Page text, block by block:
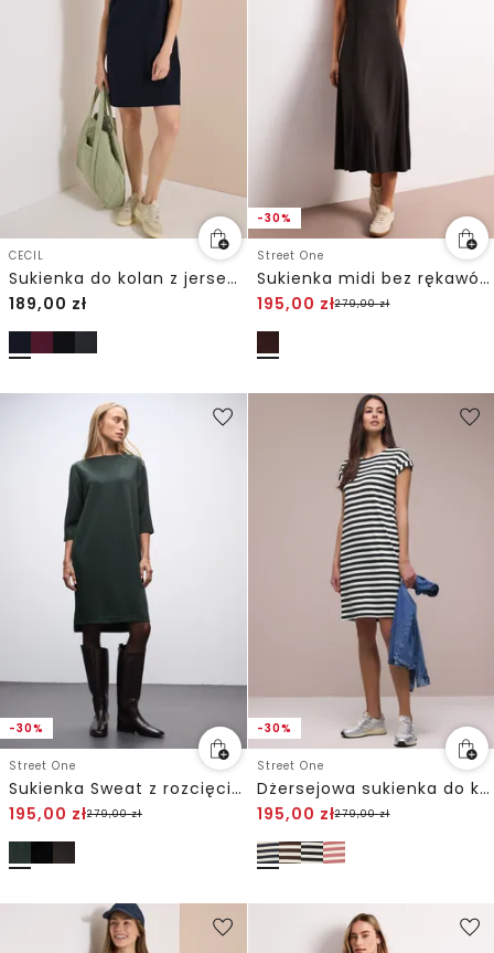
CECIL
Sukienka do kolan z jerseyu
189,00 zł
-30%
Street One
Sukienka midi bez rękawów w jednolitym kolorze
195,00 zł279,00zł
-30%
Street One
Sukienka Sweat z rozcięciami
195,00 zł279,00zł
-30%
Street One
Dżersejowa sukienka do kolan w paski
195,00 zł279,00zł